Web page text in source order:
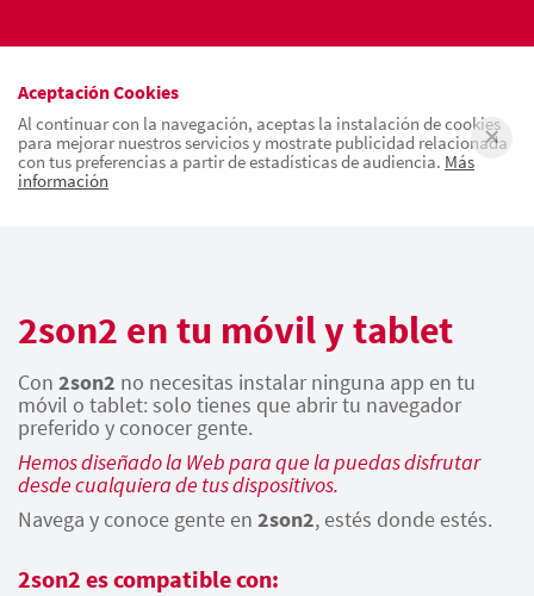
Aceptación Cookies
Al continuar con la navegación, aceptas la instalación de cookies
para mejorar nuestros servicios y mostrate publicidad relacionada
con tus preferencias a partir de estadísticas de audiencia. Más
información
2son2 en tu móvil y tablet
Con 2son2 no necesitas instalar ninguna app en tu
móvil o tablet: solo tienes que abrir tu navegador
preferido y conocer gente.
Hemos diseñado la Web para que la puedas disfrutar
desde cualquiera de tus dispositivos.
Navega y conoce gente en 2son2, estés donde estés.
2son2 es compatible con: